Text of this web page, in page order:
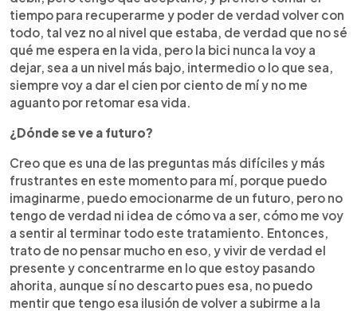
tiempo para recuperarme y poder de verdad volver con
todo, tal vez no al nivel que estaba, de verdad que no sé
qué me espera en la vida, pero la bici nunca la voy a
dejar, sea a un nivel más bajo, intermedio o lo que sea,
siempre voy a dar el cien por ciento de mí y no me
aguanto por retomar esa vida.
¿Dónde se ve a futuro?
Creo que es una de las preguntas más difíciles y más
frustrantes en este momento para mí, porque puedo
imaginarme, puedo emocionarme de un futuro, pero no
tengo de verdad ni idea de cómo va a ser, cómo me voy
a sentir al terminar todo este tratamiento. Entonces,
trato de no pensar mucho en eso, y vivir de verdad el
presente y concentrarme en lo que estoy pasando
ahorita, aunque sí no descarto pues esa, no puedo
mentir que tengo esa ilusión de volver a subirme a la